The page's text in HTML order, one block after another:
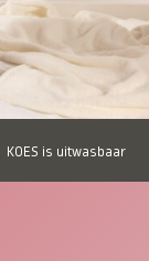
KOES is uitwasbaar